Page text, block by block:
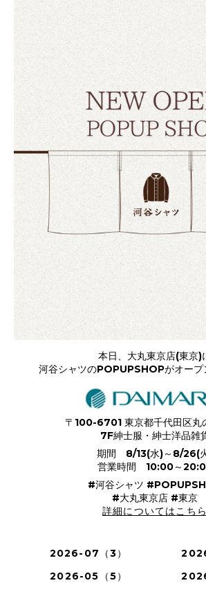
本日、大丸東京店(東京)
河谷シャツのPOPUPSHOPがオープ
〒100-6701 東京都千代田区丸
7F紳士服・紳士洋品雑
期間 8/13(水)～8/26(
営業時間 10:00～
#河谷シャツ
#大丸東京店 #東京
詳細についてはこちら
2026-07（3）
2026-05（5）